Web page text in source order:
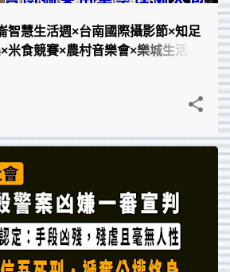
智慧生活週×台南國際攝影節×知足
米食競賽×農村音樂會×樂城生活節
愛感恩音樂會×亞果遊艇大街市集
滴滴、回憶與趣圖